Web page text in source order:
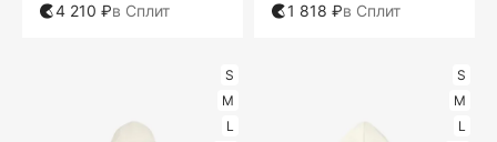
4 210 ₽в Сплит
1 818 ₽в Сплит
S
M
L
S
M
L